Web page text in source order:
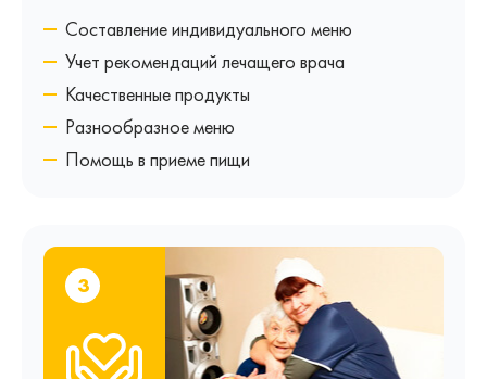
Составление индивидуального меню
Учет рекомендаций лечащего врача
Качественные продукты
Разнообразное меню
Помощь в приеме пищи
3